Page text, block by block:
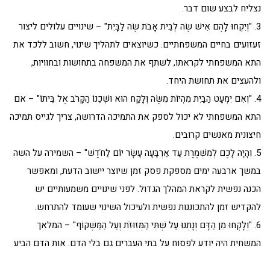
נצליח לבצע שום דבר.
3. "וְיִקְחוּ לָהֶם אִישׁ שֶׂה לְבֵית אָבֹת שֶׂה לַבָּיִת" – שינויים עלולים ליצור
זעזועים בחיים המשפחתיים. כשיוצאים לתהליך שינוי, חשוב ללכד את
התא המשפחתי לקראתו, לשתף את המשפחה בתחושות ובחוויות,
ולהעצים את תחושת היחד.
4. "וְאִם יִמְעַט הַבַּיִת מִהְיוֹת מִשֶּׂה וְלָקַח הוּא וּשְׁכֵנוֹ הַקָּרֹב אֶל בֵּיתוֹ" – אם
התא המשפחתי לא יכול לספק את התמיכה הדרושה, צריך לגייס תמיכה
חיצונית מאנשים קרובים.
5. וְהָיָה לָכֶם לְמִשְׁמֶרֶת עַד אַרְבָּעָה עָשָׂר יוֹם לַחֹדֶשׁ" – השמירה על השה
במשך ארבעה ימים מספקת פסק זמן שיוצר יישוב הדעת, ומאפשר
הכנה נפשית לקראת המהלך הגדול. לפני שינויים משמעותיים יש
להקדיש זמן להתכוננות נפשית ולעיכול השינוי שעומד להתרחש.
6. "וְלָקְחוּ מִן הַדָּם וְנָתְנוּ עַל שְׁתֵּי הַמְּזוּזֹת וְעַל הַמַּשְׁקוֹף" – המלאך
המשחית היה יודע לפסוח על בתי העברים גם בלי הדם. אות הדם הביע